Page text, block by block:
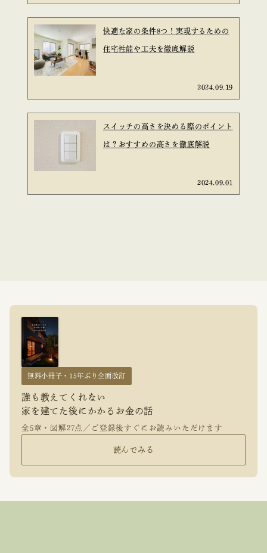
快適な家の条件8つ！実現するための
住宅性能や工夫を徹底解説
2024.09.19
スイッチの高さを決める際のポイント
は？おすすめの高さを徹底解説
2024.09.01
無料小冊子・15年ぶり全面改訂
誰も教えてくれない
家を建てた後にかかるお金の話
全5章・図解27点／ご登録後すぐにお読みいただけます
読んでみる